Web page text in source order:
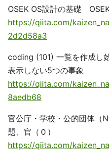
OSEK OS設計の基礎
https://qiita.com/
2d2d58a3
coding (101) 一覧を作成し
表示しない5つの事象
https://qiita.com/
8aedb68
官公庁・学校・公的団体（
題、官（０）
https://qiita.com/